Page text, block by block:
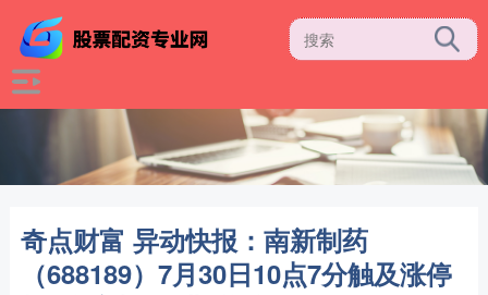
奇点财富 异动快报：南新制药
（688189）7月30日10点7分触及涨停